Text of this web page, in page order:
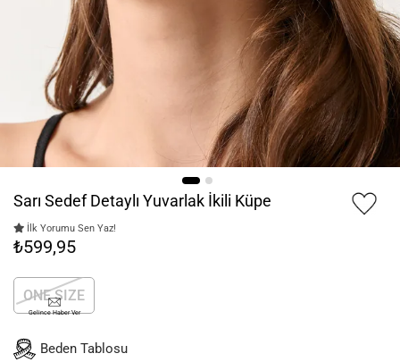
Sarı Sedef Detaylı Yuvarlak İkili Küpe
İlk Yorumu Sen Yaz!
₺599,95
ONE SIZE
Gelince Haber Ver
Beden Tablosu